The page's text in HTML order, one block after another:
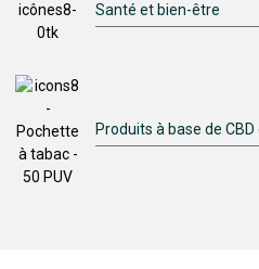
Santé et bien-être
Produits à base de CBD